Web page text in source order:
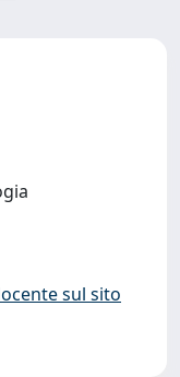
sul sito